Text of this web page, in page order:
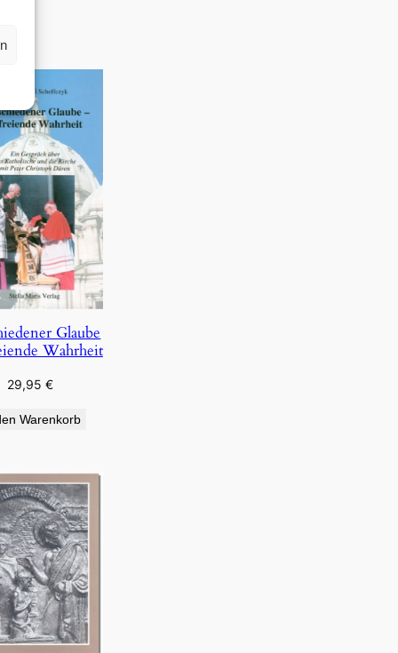
Glaube
Wahrheit
29,95€
Warenkorb